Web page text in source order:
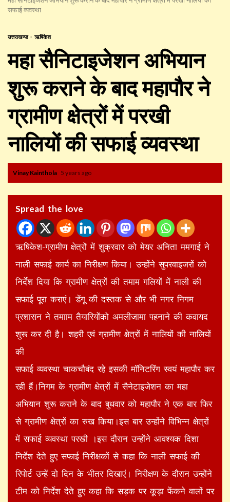
सफाई व्यवस्था
उत्तराखण्ड ऋषिकेश
महा सैनिटाइजेशन अभियान
शुरू कराने के बाद महापौर ने
ग्रामीण क्षेत्रों में परखी
नालियों की सफाई व्यवस्था
Vinay Kainthola 5 years ago
Spread the love
ऋषिकेश-ग्रामीण क्षेत्रों में शुक्रवार को मेयर अनिता ममगाई ने
नाली सफाई कार्य का निरीक्षण किया। उन्होंने सुपरवाइजरों को
निर्देश दिया कि ग्रामीण क्षेत्रों की तमाम गलियों में नाली की
सफाई पूरा कराएं। डेंगू की दस्तक सेे और भी नगर निगम
प्रशासन ने तमााम तैयारियोंको अमलीजामा पहनाने की कवायद
शुरू कर दी है। शहरी एवं ग्रामीण क्षेत्रों में नालियों की नालियों
की
सफाई व्यवस्था चाकचौबंद रहे इसकी मॉनिटरिंग स्वयं महापौर कर
रही हैं।निगम के ग्रामीण क्षेत्रों में सैनेटाइजेशन का महा
अभियान शुरू कराने के बाद बुधवार को महापौर ने एक बार फिर
से ग्रामीण क्षेत्रों का रुख किया।इस बार उन्होंने विभिन्न क्षेत्रों
में सफाई व्यवस्था परखी ।इस दौरान उन्होंने आवश्यक दिशा
निर्देश देते हुए सफाई निरीक्षकों से कहा कि नाली सफाई की
रिपोर्ट उन्हें दो दिन के भीतर दिखाएं। निरीक्षण के दौरान उन्होंने
टीम को निर्देश देते हुए कहा कि सड़क पर कूड़ा फेंकने वालों पर